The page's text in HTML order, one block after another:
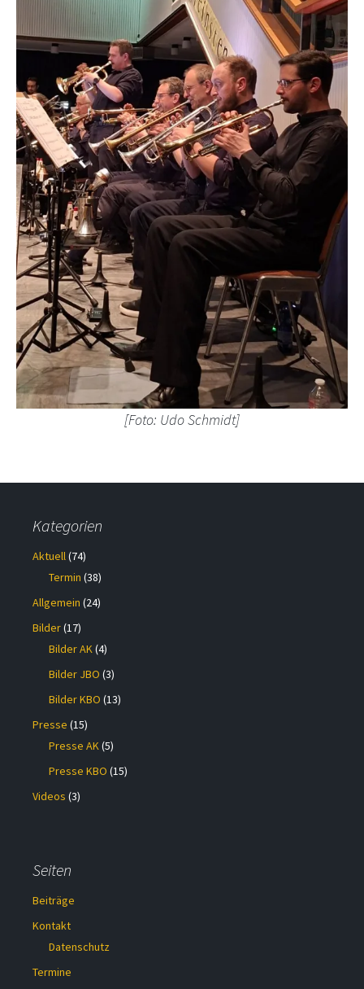
[Foto: Udo Schmidt]
Kategorien
Aktuell(74)
Termin (38)
Allgemein (24)
Bilder(17)
Bilder AK(4)
Bilder JBO (3)
Bilder KBO (13)
Presse (15)
Presse AK(5)
Presse KBO (15)
Videos (3)
Seiten
Beiträge
Kontakt
Datenschutz
Termine